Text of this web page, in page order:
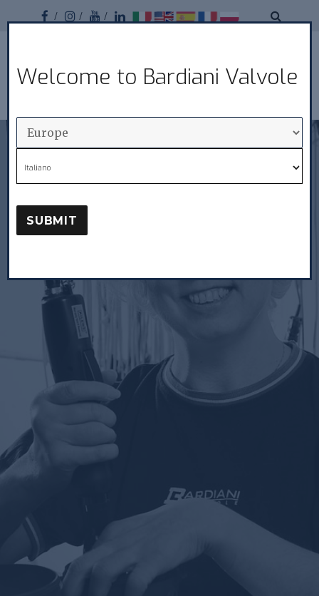
Welcome to Bardiani Valvole
Italiano
SUBMIT
Bardiani
MENU
ÉTICA
Y VALORES